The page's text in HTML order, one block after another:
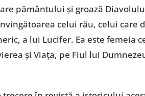
pământului şi groază
celui rău, celui care
a lui Lucifer. Ea este femeia
şi Viaţa, pe Fiul lui